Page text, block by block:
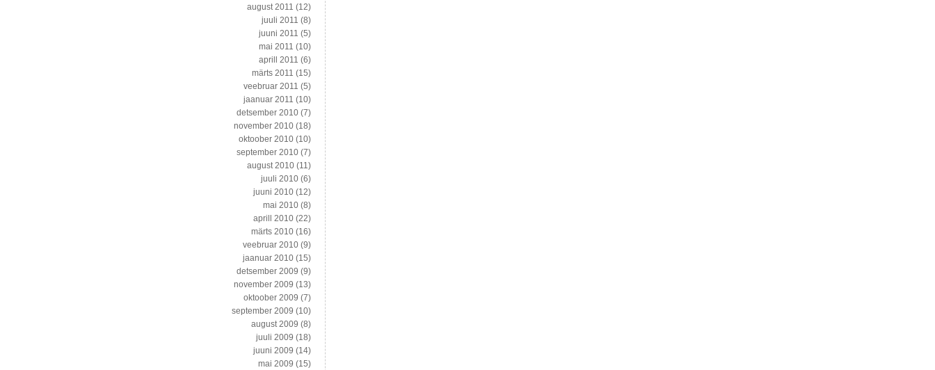
august 2011 (12)
juuli 2011 (8)
juuni 2011 (5)
mai 2011 (10)
aprill 2011 (6)
märts 2011 (15)
veebruar 2011 (5)
jaanuar 2011 (10)
detsember 2010 (7)
november 2010 (18)
oktoober 2010 (10)
september 2010 (7)
august 2010 (11)
juuli 2010 (6)
juuni 2010 (12)
mai 2010 (8)
aprill 2010 (22)
märts 2010 (16)
veebruar 2010 (9)
jaanuar 2010 (15)
detsember 2009 (9)
november 2009 (13)
oktoober 2009 (7)
september 2009 (10)
august 2009 (8)
juuli 2009 (18)
juuni 2009 (14)
mai 2009 (15)